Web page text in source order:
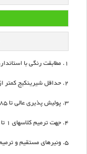
مطابقت رنگی با
حداقل شیرینکیج کمتر از 0.08 و حداکثر
پولیش پذیری عالی تا 85%
جهت ترمیم کلاسهای 1 تا 5 دندانهای خلفی و قدامی
ونیرهای مستقیم و